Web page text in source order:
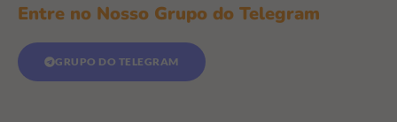
Entre no Nosso Grupo do Telegram
GRUPO DO TELEGRAM